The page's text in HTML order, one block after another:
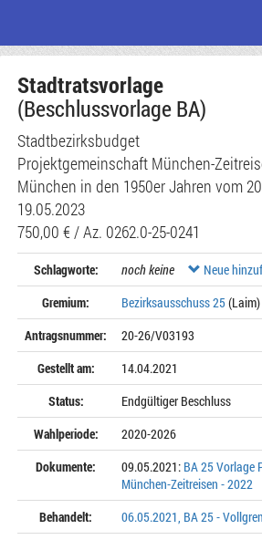
Seiteninhalt
Stadtratsvorlage
(Beschlussvorlage BA)
Stadtbezirksbudget
Projektgemeinschaft München-
München in den 1950er Jahren vom
19.05.2023
750,00 € / Az. 0262.0-25-0241
Schlagworte: noch keine
Neue
Gremium:
Bezirksausschuss 25
Antragsnummer:
20-26/V03193
Gestellt am:
14.04.2021
Status:
Endgültiger Beschluss
Wahlperiode:
2020-2026
Dokumente:
09.05.2021: BA 25 Vorlage
München-Zeitreisen - 2022
Behandelt:
06.05.2021, BA 25 -